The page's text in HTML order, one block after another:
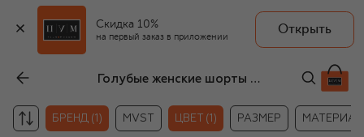
Скидка 10%
на первый заказ в приложении
Открыть
Голубые женские шорты до колена Dunst
БРЕНД (1) MVST ЦВЕТ (1) РАЗМЕР МАТЕРИАЛ